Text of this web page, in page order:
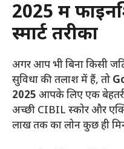
2025 में
स्मार्ट तरीका
अगर आप भी बिना किसी
सुविधा की तलाश में हैं, तो
2025 आपके लिए एक
अच्छी CIBIL स्कोर और
लाख तक का लोन कुछ ही